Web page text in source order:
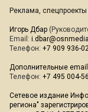
Реклама,
Игорь Дбар
Email:
Телефон: +7 909 936-
Дополнительные
Телефон: +7 495 004-
Сетевое издание
региона"